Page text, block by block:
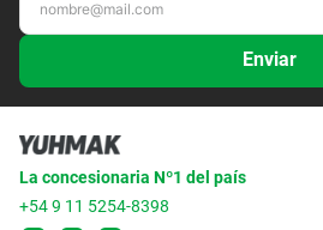
Enviar
La concesionaria Nº1 del país
+54 9 11 5254-8398